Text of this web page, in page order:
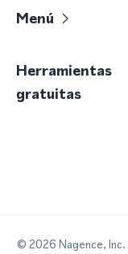
Menú
Herramientas
gratuitas
© 2026 Nagence, Inc.